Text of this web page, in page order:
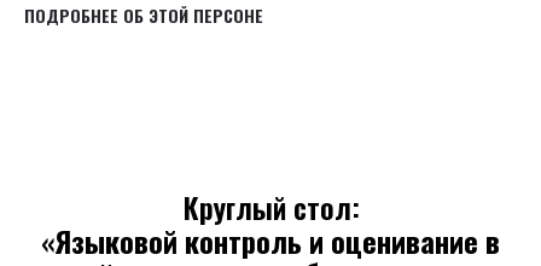
ПОДРОБНЕЕ ОБ ЭТОЙ ПЕРСОНЕ
Круглый стол:
«Языковой контроль и оценивание в